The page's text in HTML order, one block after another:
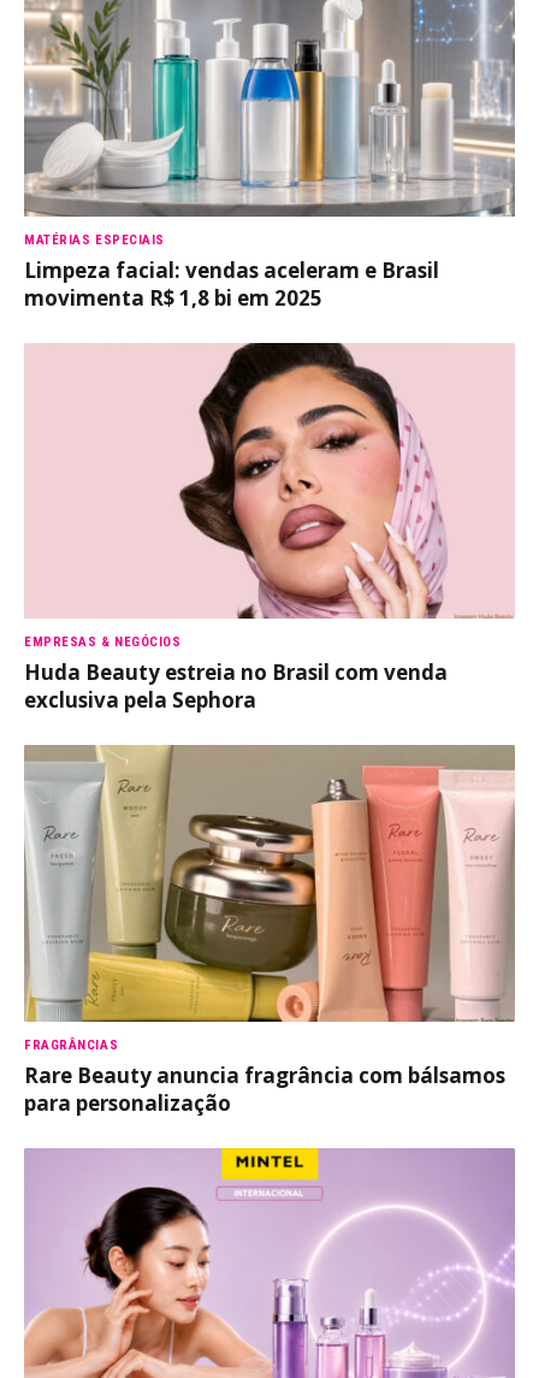
MATÉRIAS ESPECIAIS
Limpeza facial: vendas aceleram e Brasil
movimenta R$ 1,8 bi em 2025
EMPRESAS & NEGÓCIOS
Huda Beauty estreia no Brasil com venda
exclusiva pela Sephora
FRAGRÂNCIAS
Rare Beauty anuncia fragrância com bálsamos
para personalização